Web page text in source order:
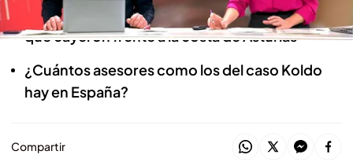
Salvamento Marítimo busca los contenedores
que cayeron frente a la costa de Asturias
¿Cuántos asesores como los del caso Koldo
hay en España?
Compartir